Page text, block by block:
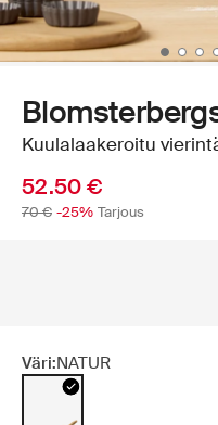
Kuulalaakeroitu
52.50 €
70 € -25% Tarjous
Väri:NATUR